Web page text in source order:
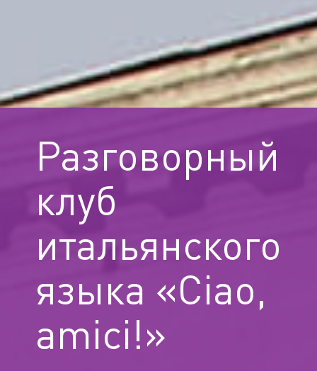
Разговорный
клуб
итальянского
языка «Ciao,
amici!»